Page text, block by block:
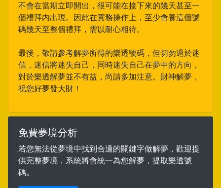
不會在當期立即開出，很可能在接下來的幾天甚至一
個禮拜內出現。因此在實務操作上，至少會養這個號
碼幾天至整個禮拜，需以耐心相待。
最後，敬請參考解夢所得的樂透號碼，但切勿過於迷
信，迷信將迷失自己，同時迷失自己在夢中的方向，
對於樂透解夢並不有益，尚請多加注意。財神解夢，
祝您好夢發大財！
免費夢境分析
若您無法從夢境中找到合適的關鍵字做解夢，歡迎提
供完整夢境，系統將會統一為您解夢，提取樂透號
碼。